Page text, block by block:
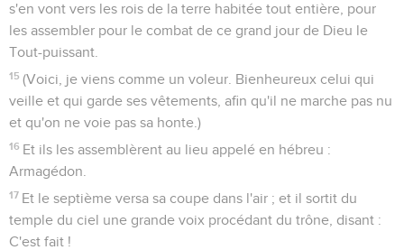
s'en vont vers les rois de la terre habitée tout entière, pour
les assembler pour le combat de ce grand jour de Dieu le
Tout-puissant.
15 (Voici, je viens comme un voleur. Bienheureux celui qui
veille et qui garde ses vêtements, afin qu'il ne marche pas nu
et qu'on ne voie pas sa honte.)
16 Et ils les assemblèrent au lieu appelé en hébreu :
Armagédon.
17 Et le septième versa sa coupe dans l'air ; et il sortit du
temple du ciel une grande voix procédant du trône, disant :
C'est fait !